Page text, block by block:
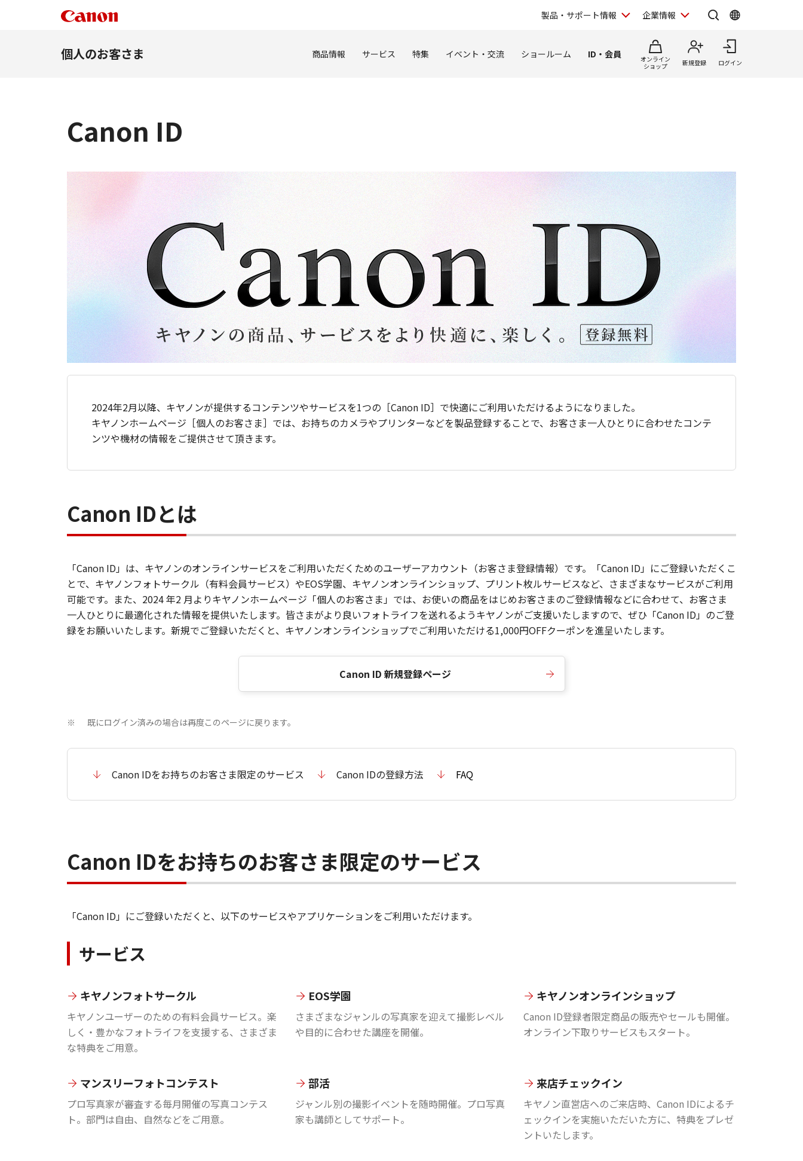
製品・サポート情報 企業情報
個人のお客さま 商品情報 サービス 特集 イベント・交流 ショールーム ID・会員
オンライン
ショップ
新規登録 ログイン
Canon ID
2024年2月以降、キヤノンが提供するコンテンツやサービスを1つの［Canon ID］で快適にご利用いただけるようになりました。
キヤノンホームページ［個人のお客さま］では、お持ちのカメラやプリンターなどを製品登録することで、お客さま一人ひとりに合わせたコンテ
ンツや機材の情報をご提供させて頂きます。
Canon IDとは
「Canon ID」は、キヤノンのオンラインサービスをご利用いただくためのユーザーアカウント（お客さま登録情報）です。「Canon ID」にご登録いただくこ
とで、キヤノンフォトサークル（有料会員サービス）やEOS学園、キヤノンオンラインショップ、プリント枚ルサービスなど、さまざまなサービスがご利用
可能です。また、2024 年2 月よりキヤノンホームページ「個人のお客さま」では、お使いの商品をはじめお客さまのご登録情報などに合わせて、お客さま
一人ひとりに最適化された情報を提供いたします。皆さまがより良いフォトライフを送れるようキヤノンがご支援いたしますので、ぜひ「Canon ID」のご登
録をお願いいたします。新規でご登録いただくと、キヤノンオンラインショップでご利用いただける1,000円OFFクーポンを進呈いたします。
Canon ID 新規登録ページ
※ 既にログイン済みの場合は再度このページに戻ります。
Canon IDをお持ちのお客さま限定のサービス Canon IDの登録方法 FAQ
Canon IDをお持ちのお客さま限定のサービス
「Canon ID」にご登録いただくと、以下のサービスやアプリケーションをご利用いただけます。
サービス
キヤノンフォトサークル
キヤノンユーザーのための有料会員サービス。楽
しく・豊かなフォトライフを支援する、さまざま
な特典をご用意。
EOS学園
さまざまなジャンルの写真家を迎えて撮影レベル
や目的に合わせた講座を開催。
キヤノンオンラインショップ
Canon ID登録者限定商品の販売やセールも開催。
オンライン下取りサービスもスタート。
マンスリーフォトコンテスト
プロ写真家が審査する毎月開催の写真コンテス
ト。部門は自由、自然などをご用意。
部活
ジャンル別の撮影イベントを随時開催。プロ写真
家も講師としてサポート。
来店チェックイン
キヤノン直営店へのご来店時、Canon IDによるチ
ェックインを実施いただいた方に、特典をプレゼ
ントいたします。